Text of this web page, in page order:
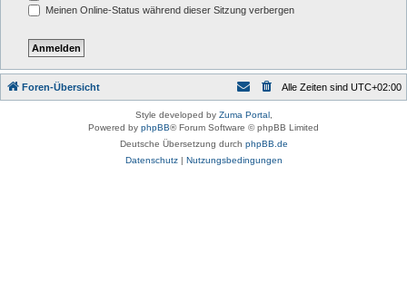
Meinen Online-Status während dieser Sitzung verbergen
Foren-Übersicht Alle Zeiten sind UTC+02:00
Style developed by Zuma Portal,
Powered by phpBB® Forum Software © phpBB Limited
Deutsche Übersetzung durch phpBB.de
Datenschutz| Nutzungsbedingungen